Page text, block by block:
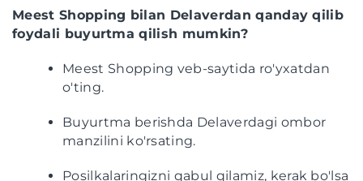
Meest Shopping bilan Delaverdan qanday qilib
foydali buyurtma qilish mumkin?
Meest Shopping veb-saytida ro'yxatdan
o'ting.
Buyurtma berishda Delaverdagi ombor
manzilini ko'rsating.
Posilkalaringizni qabul qilamiz, kerak bo'lsa